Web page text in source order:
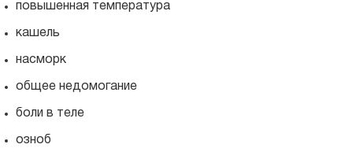
повышенная температура
кашель
насморк
общее недомогание
боли в теле
озноб